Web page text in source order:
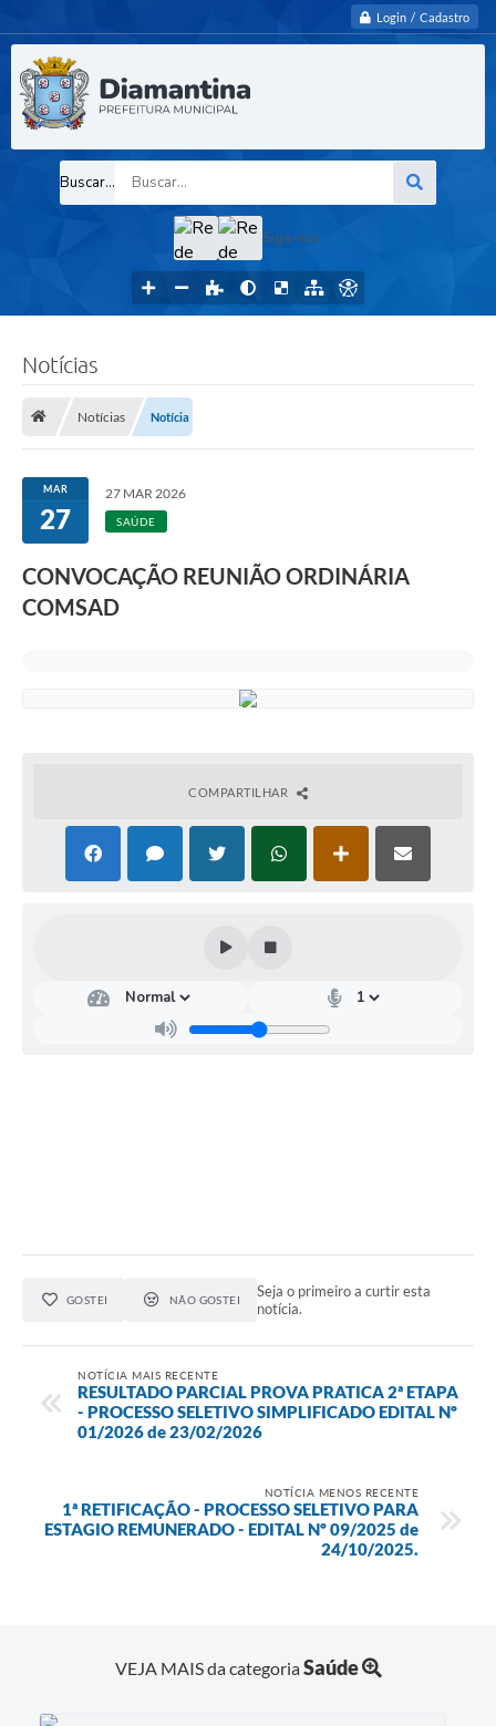
Login / Cadastro
Buscar...
Siga-nos
Notícias
Notícias Notícia
MAR
27
27 MAR 2026
SAÚDE
CONVOCAÇÃO REUNIÃO ORDINÁRIA
COMSAD
COMPARTILHAR
GOSTEI NÃO GOSTEI
Seja o primeiro a curtir esta
notícia.
NOTÍCIA MAIS RECENTE
RESULTADO PARCIAL PROVA PRATICA 2ª ETAPA
- PROCESSO SELETIVO SIMPLIFICADO EDITAL Nº
01/2026 de 23/02/2026
NOTÍCIA MENOS RECENTE
1ª RETIFICAÇÃO - PROCESSO SELETIVO PARA
ESTAGIO REMUNERADO - EDITAL Nº 09/2025 de
24/10/2025.
VEJA MAIS da categoriaSaúde